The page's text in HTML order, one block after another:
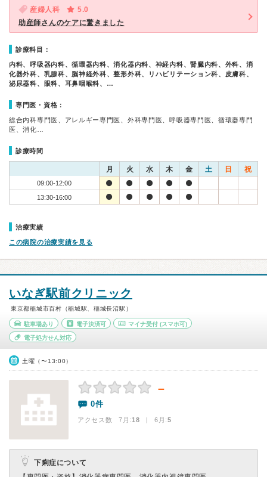
産婦人科
5.0
助産師さんのケアに驚きました
診療科目：
内科、呼吸器内科、循環器内科、消化器内科、神経内科、腎臓内科、外科、消
化器外科、乳腺科、脳神経外科、整形外科、リハビリテーション科、皮膚科、
泌尿器科、眼科、耳鼻咽喉科、…
専門医・資格：
総合内科専門医、アレルギー専門医、外科専門医、呼吸器専門医、循環器専門
医、消化…
診療時間
月 火 水 木 金 土 日 祝
09:00-12:00
13:30-16:00
治療実績
この病院の治療実績を見る
いなぎ駅前クリニック
東京都稲城市百村（稲城駅、稲城長沼駅）
駐車場あり 電子決済可 マイナ受付 (スマホ可)
電子処方せん対応
土曜（〜13:00）
－
0件
アクセス数 7月:18 | 6月:5
下痢症について